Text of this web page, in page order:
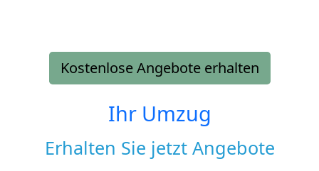
Kostenlose Angebote erhalten
Ihr Umzug
Erhalten Sie jetzt Angebote